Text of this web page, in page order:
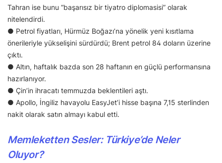
Tahran ise bunu “başarısız bir tiyatro diplomasisi” olarak
nitelendirdi.
● Petrol fiyatları, Hürmüz Boğazı’na yönelik yeni kısıtlama
önerileriyle yükselişini sürdürdü; Brent petrol 84 doların üzerine
çıktı.
● Altın, haftalık bazda son 28 haftanın en güçlü performansına
hazırlanıyor.
● Çin’in ihracatı temmuzda beklentileri aştı.
● Apollo, İngiliz havayolu EasyJet’i hisse başına 7,15 sterlinden
nakit olarak satın almayı kabul etti.
Memleketten Sesler: Türkiye’de Neler
Oluyor?